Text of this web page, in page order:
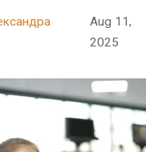
Aug 11,
2025